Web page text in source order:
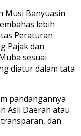
Musi Banyuasin
lebih
Peraturan
Pajak dan
sesuai
diatur dalam tata
pandangannya
Asli Daerah atau
dan